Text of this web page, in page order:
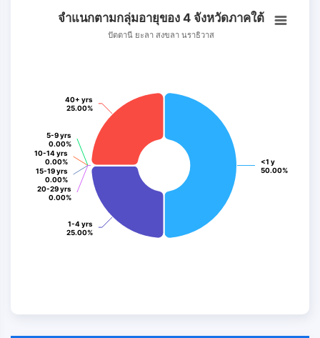
จำแนกตามกลุ่มอายุของ 4 จังหวัดภาคใต้
Pie chart with 8 slices.
จำแนกตามกลุ่มอายุของ 4 จังหวัดภาคใต้
ปัตตานี ยะลา สงขลา นราธิวาส
<1 y
50.00%
<1 y
50.00%
1-4 yrs
25.00%
1-4 yrs
25.00%
5-9 yrs
0.00%
5-9 yrs
0.00%
10-14 yrs
0.00%
10-14 yrs
0.00%
15-19 yrs
0.00%
15-19 yrs
0.00%
20-29 yrs
0.00%
20-29 yrs
0.00%
40+ yrs
25.00%
40+ yrs
25.00%